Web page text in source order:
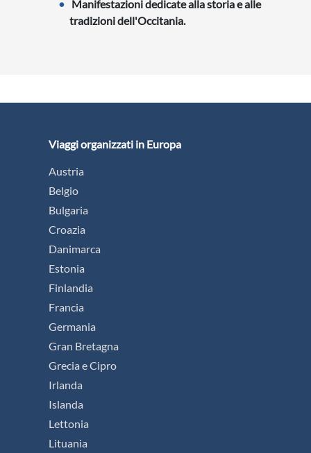
Manifestazioni dedicate alla storia e alle
tradizioni dell'Occitania.
Viaggi organizzati in Europa
Austria
Belgio
Bulgaria
Croazia
Danimarca
Estonia
Finlandia
Francia
Germania
Gran Bretagna
Grecia e Cipro
Irlanda
Islanda
Lettonia
Lituania